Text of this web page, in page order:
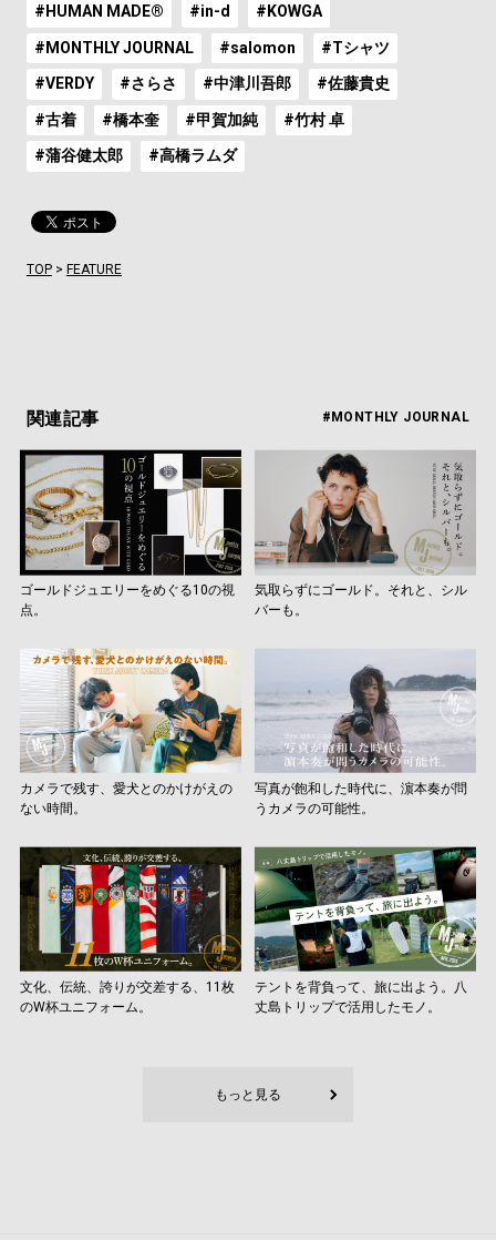
#HUMAN MADE® #in-d #KOWGA
#MONTHLY JOURNAL #salomon #Tシャツ
#VERDY #さらさ #中津川吾郎 #佐藤貴史
#古着 #橋本奎 #甲賀加純 #竹村 卓
#蒲谷健太郎 #高橋ラムダ
TOP> FEATURE
関連記事 #MONTHLY JOURNAL
ゴールドジュエリーをめぐる10の視
点。
気取らずにゴールド。それと、シル
バーも。
カメラで残す、愛犬とのかけがえの
ない時間。
写真が飽和した時代に、濵本奏が問
うカメラの可能性。
文化、伝統、誇りが交差する、11枚
のW杯ユニフォーム。
テントを背負って、旅に出よう。八
丈島トリップで活用したモノ。
もっと見る